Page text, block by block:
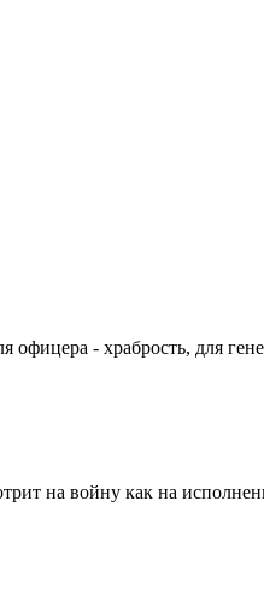
офицера - храбрость, для
на войну как на